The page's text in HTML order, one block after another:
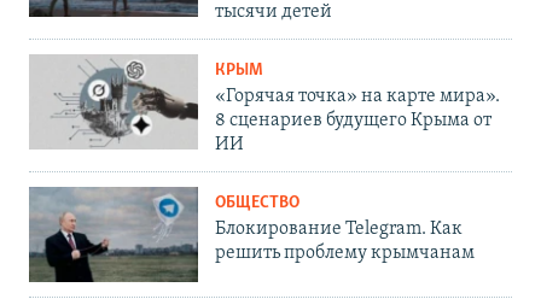
тысячи детей
КРЫМ
«Горячая точка» на карте мира».
8 сценариев будущего Крыма от
ИИ
ОБЩЕСТВО
Блокирование Telegram. Как
решить проблему крымчанам